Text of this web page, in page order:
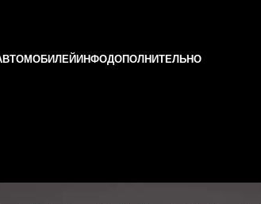
ИНФОДОПОЛНИТЕЛЬНО